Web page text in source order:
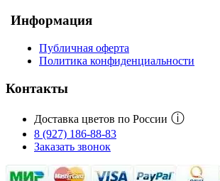
Информация
Публичная оферта
Политика конфиденциальности
Контакты
Доставка цветов по России ⓘ
8 (927) 186-88-83
Заказать звонок